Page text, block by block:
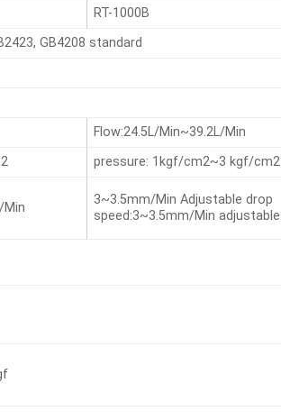
RT-1000B
GB4208 standard
Flow:24.5L/Min~39.2L/Min
pressure: 1kgf/cm2~3 kgf/cm2
Min
3~3.5mm/Min Adjustable drop
speed:3~3.5mm/Min adjustable